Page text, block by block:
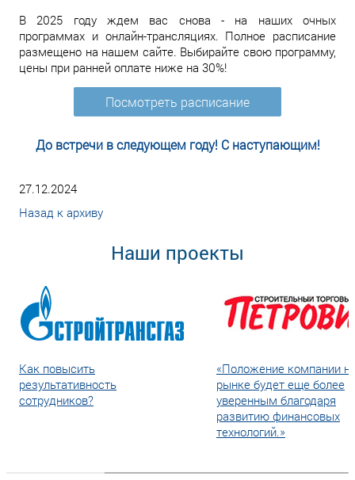
В 2025 году ждем вас снова - на наших очных
программах и онлайн-трансляциях. Полное расписание
размещено на нашем сайте. Выбирайте свою программу,
цены при ранней оплате ниже на 30%!
Посмотреть расписание
До встречи в следующем году! С наступающим!
27.12.2024
Назад к архиву
Наши проекты
Как повысить
результативность
сотрудников?
«Положение компании
рынке будет еще более
уверенным благодаря
развитию финансовых
технологий.»